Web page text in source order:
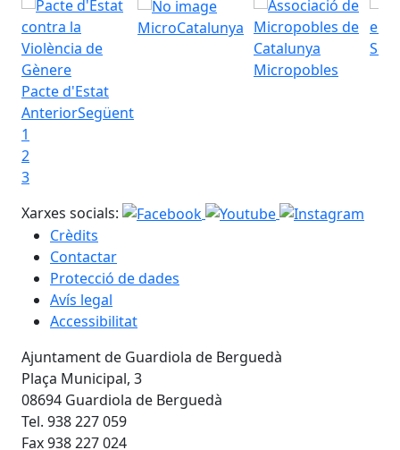
Pacte d'Estat
MicroCatalunya
Micropobles
Seu
AnteriorSegüent
1
2
3
Xarxes socials:
Crèdits
Contactar
Protecció de dades
Avís legal
Accessibilitat
Ajuntament de Guardiola de Berguedà
Plaça Municipal, 3
08694 Guardiola de Berguedà
Tel. 938 227 059
Fax 938 227 024